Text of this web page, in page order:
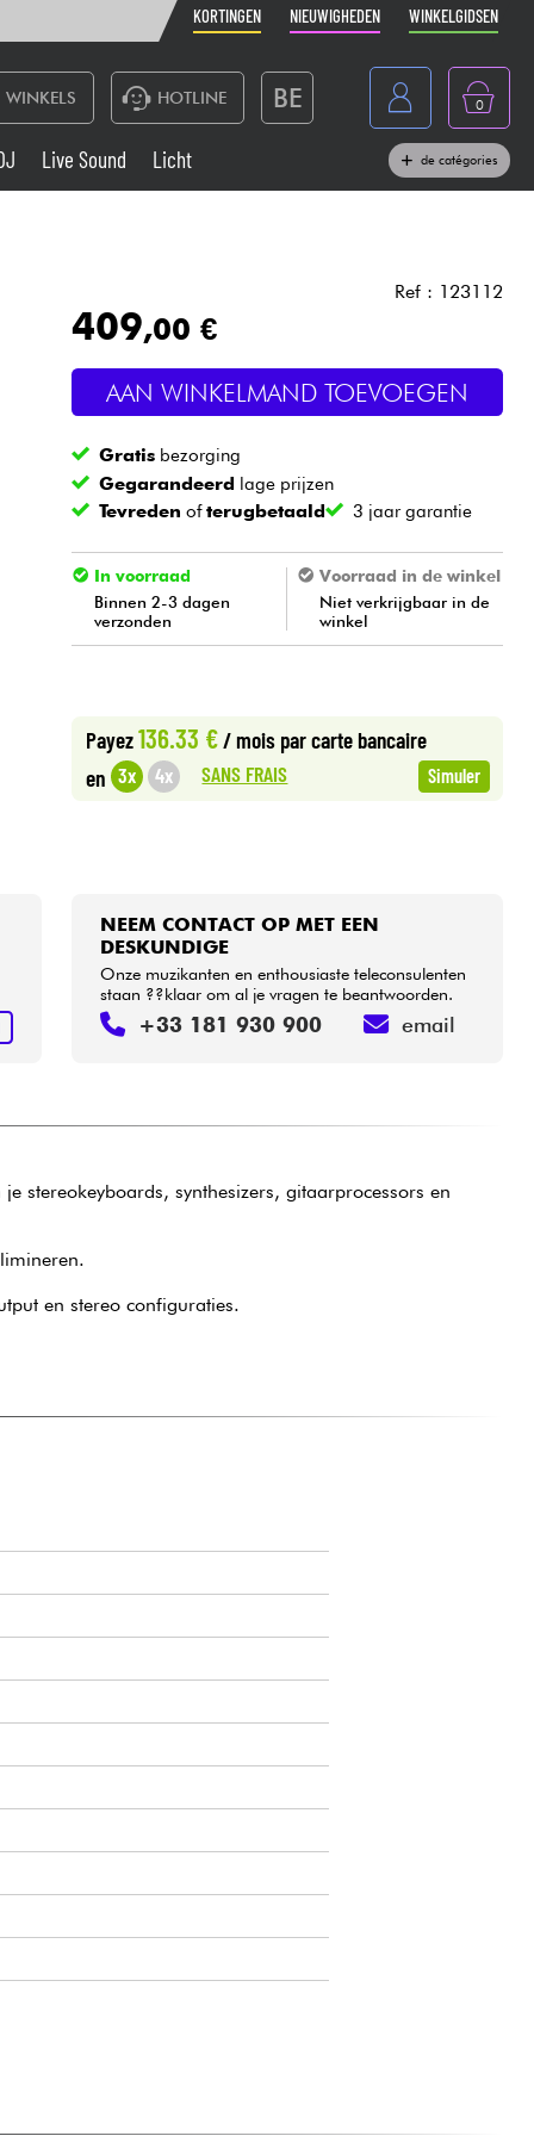
KORTINGEN NIEUWIGHEDEN WINKELGIDSEN
WINKELS HOTLINE BE
France
Belgique
Nederland
0
Live Sound
Blaasinstrument
Kabels & toebehoren
Live Sound Licht de catégories
Ref : 123112
409,00 €
AAN WINKELMAND TOEVOEGEN
Gratis bezorging
Gegarandeerd lage prijzen
Tevreden ofterugbetaald 3 jaar garantie
In voorraad
Binnen 2-3 dagen
verzonden
Voorraad in de winkel
Niet verkrijgbaar in de
winkel
Payez136.33 €/ mois par carte bancaire
en 3x 4x SANS FRAIS Simuler
NEEM CONTACT OP MET EEN
DESKUNDIGE
Onze muzikanten en enthousiaste teleconsulenten
staan ??klaar om al je vragen te beantwoorden.
+33 181 930 900 email
stereokeyboards, synthesizers, gitaarprocessors en
en stereo configuraties.